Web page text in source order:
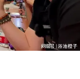
01:28